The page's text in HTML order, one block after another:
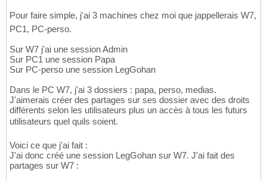
Pour faire simple, j'ai 3 machines chez moi que jappellerais W7,
PC1, PC-perso.
Sur W7 j'ai une session Admin
Sur PC1 une session Papa
Sur PC-perso une session LegGohan
Dans le PC W7, j'ai 3 dossiers : papa, perso, medias.
J'aimerais créer des partages sur ses dossier avec des droits
différents selon les utilisateurs plus un accès à tous les futurs
utilisateurs quel quils soient.
Voici ce que j'ai fait :
J'ai donc créé une session LegGohan sur W7. J'ai fait des
partages sur W7 :